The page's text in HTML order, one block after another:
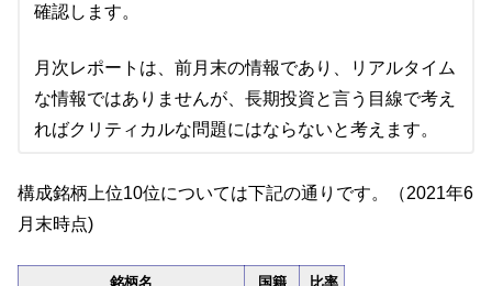
確認します。
月次レポートは、前月末の情報であり、リアルタイム
な情報ではありませんが、長期投資と言う目線で考え
ればクリティカルな問題にはならないと考えます。
構成銘柄上位10位については下記の通りです。（2021年6
月末時点)
銘柄名 国籍
比率